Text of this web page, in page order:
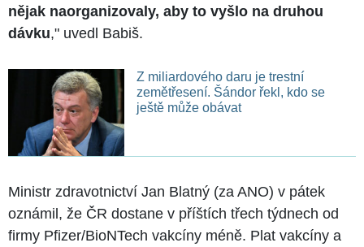
nějak naorganizovaly, aby to vyšlo na druhou
dávku," uvedl Babiš.
Z miliardového daru je trestní
zemětřesení. Šándor řekl, kdo se
ještě může obávat
Ministr zdravotnictví Jan Blatný (za ANO) v pátek
oznámil, že ČR dostane v příštích třech týdnech od
firmy Pfizer/BioNTech vakcíny méně. Plat vakcíny a